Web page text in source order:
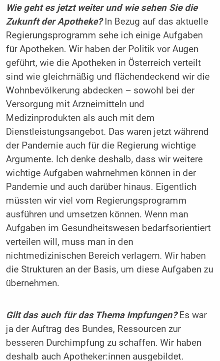
Wie geht es jetzt weiter und wie sehen Sie die
Zukunft der Apotheke? In Bezug auf das aktuelle
Regierungsprogramm sehe ich einige Aufgaben
für Apotheken. Wir haben der Politik vor Augen
geführt, wie die Apotheken in Österreich verteilt
sind wie gleichmäßig und flächendeckend wir die
Wohnbevölkerung abdecken – sowohl bei der
Versorgung mit Arzneimitteln und
Medizinprodukten als auch mit dem
Dienstleistungsangebot. Das waren jetzt während
der Pandemie auch für die Regierung wichtige
Argumente. Ich denke deshalb, dass wir weitere
wichtige Aufgaben wahrnehmen können in der
Pandemie und auch darüber hinaus. Eigentlich
müssten wir viel vom Regierungsprogramm
ausführen und umsetzen können. Wenn man
Aufgaben im Gesundheitswesen bedarfsorientiert
verteilen will, muss man in den
nichtmedizinischen Bereich verlagern. Wir haben
die Strukturen an der Basis, um diese Aufgaben zu
übernehmen.
Gilt das auch für das Thema Impfungen? Es war
ja der Auftrag des Bundes, Ressourcen zur
besseren Durchimpfung zu schaffen. Wir haben
deshalb auch Apotheker:innen ausgebildet.